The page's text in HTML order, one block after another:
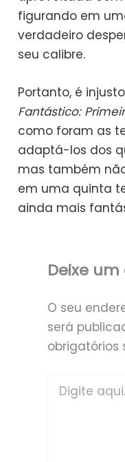
figurando em
verdadeiro
seu calibre.
Portanto, é
Fantástico:
como foram as
adaptá-los dos
mas também
em uma quinta
ainda mais
Deixe
O seu
será
obrigatórios
aqui...